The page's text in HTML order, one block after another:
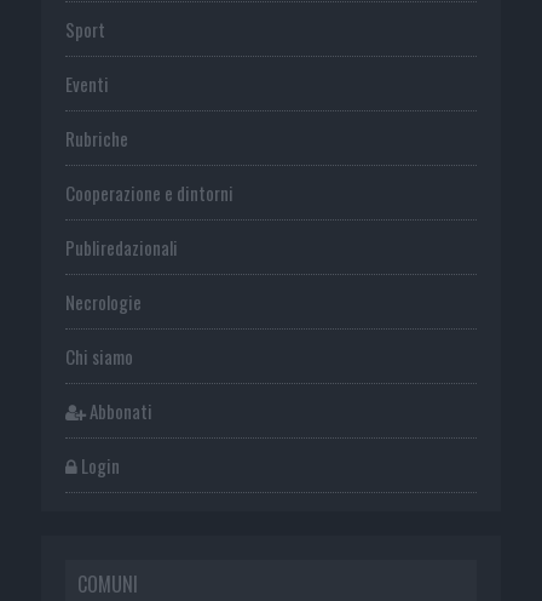
Sport
Eventi
Rubriche
Cooperazione e dintorni
Publiredazionali
Necrologie
Chi siamo
Abbonati
Login
COMUNI